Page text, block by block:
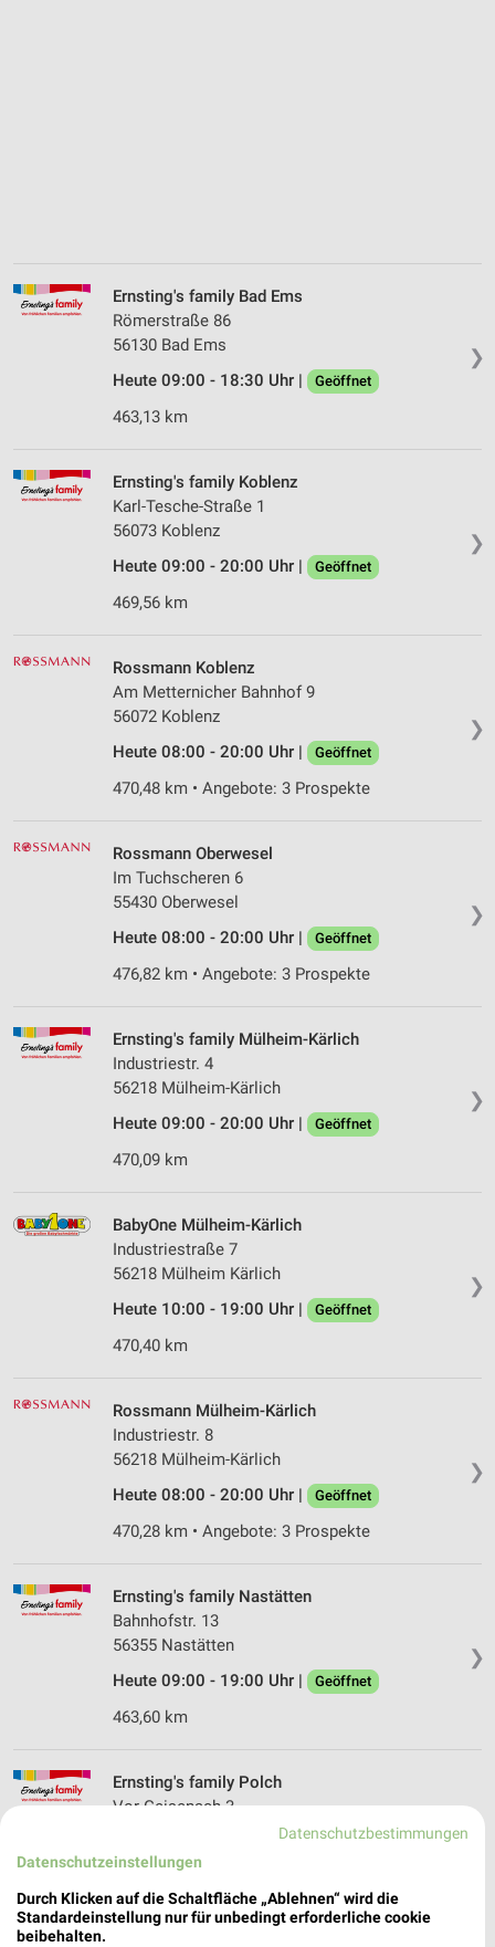
❯
Ernsting's family Bad Ems
Römerstraße 86
56130 Bad Ems
Heute 09:00 - 18:30 Uhr |
Geöffnet
463,13 km
❯
Ernsting's family Koblenz
Karl-Tesche-Straße 1
56073 Koblenz
Heute 09:00 - 20:00 Uhr |
Geöffnet
469,56 km
❯
Rossmann Koblenz
Am Metternicher Bahnhof 9
56072 Koblenz
Heute 08:00 - 20:00 Uhr |
Geöffnet
470,48 km • Angebote: 3 Prospekte
❯
Rossmann Oberwesel
Im Tuchscheren 6
55430 Oberwesel
Heute 08:00 - 20:00 Uhr |
Geöffnet
476,82 km • Angebote: 3 Prospekte
❯
Ernsting's family Mülheim-Kärlich
Industriestr. 4
56218 Mülheim-Kärlich
Heute 09:00 - 20:00 Uhr |
Geöffnet
470,09 km
❯
BabyOne Mülheim-Kärlich
Industriestraße 7
56218 Mülheim Kärlich
Heute 10:00 - 19:00 Uhr |
Geöffnet
470,40 km
❯
Rossmann Mülheim-Kärlich
Industriestr. 8
56218 Mülheim-Kärlich
Heute 08:00 - 20:00 Uhr |
Geöffnet
470,28 km • Angebote: 3 Prospekte
❯
Ernsting's family Nastätten
Bahnhofstr. 13
56355 Nastätten
Heute 09:00 - 19:00 Uhr |
Geöffnet
463,60 km
Ernsting's family Polch
Vor Geisenach 3
Heute 09:00 - 19:00 Uhr |
487,93 km
Datenschutzbestimmungen
Datenschutzeinstellungen
Durch Klicken auf die Schaltfläche „Ablehnen“ wird die
Standardeinstellung nur für unbedingt erforderliche cookie
beibehalten.